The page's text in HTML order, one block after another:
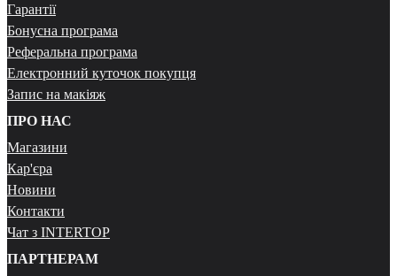
Гарантії
Бонусна програма
Реферальна програма
Електронний куточок покупця
Запис на макіяж
ПРО НАС
Магазини
Кар'єра
Новини
Контакти
Чат з INTERTOP
ПАРТНЕРАМ